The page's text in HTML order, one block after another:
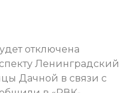
отключена
Ленинградский
Дачной в связи с